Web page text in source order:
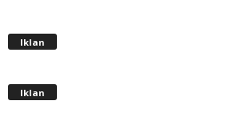
Iklan
Iklan